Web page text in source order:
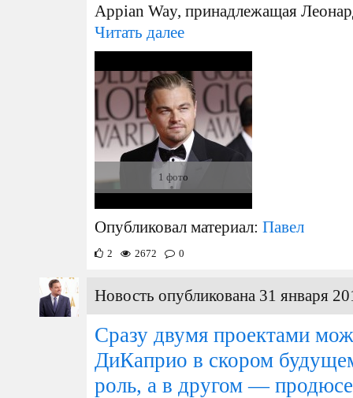
Appian Way, принадлежащая
Читать далее
1 фото
Опубликовал материал: Павел
2 2672 0
Новость опубликована 31 января
Сразу двумя проектами
ДиКаприо в скором
роль, а в другом —